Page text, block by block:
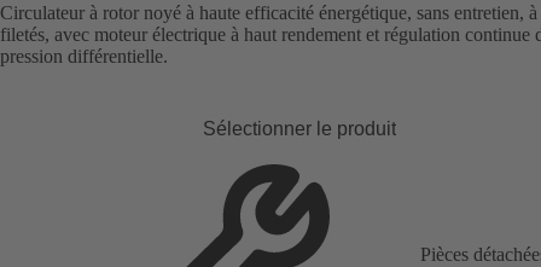
Circulateur à rotor noyé à haute efficacité énergétique, sans entretien,
filetés, avec moteur électrique à haut rendement et régulation continue
pression différentielle.
Sélectionner le produit
Pièces